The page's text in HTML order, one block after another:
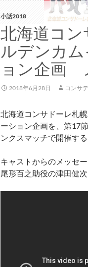
小話2018
北海道コ
ルデンカ
ョン企画
2018年6月28日 コンサ
北海道コンサドーレ札
ーション企画を、第17
ンクスマッチで開催する
キャストからのメッセ
尾形百之助役の津田健